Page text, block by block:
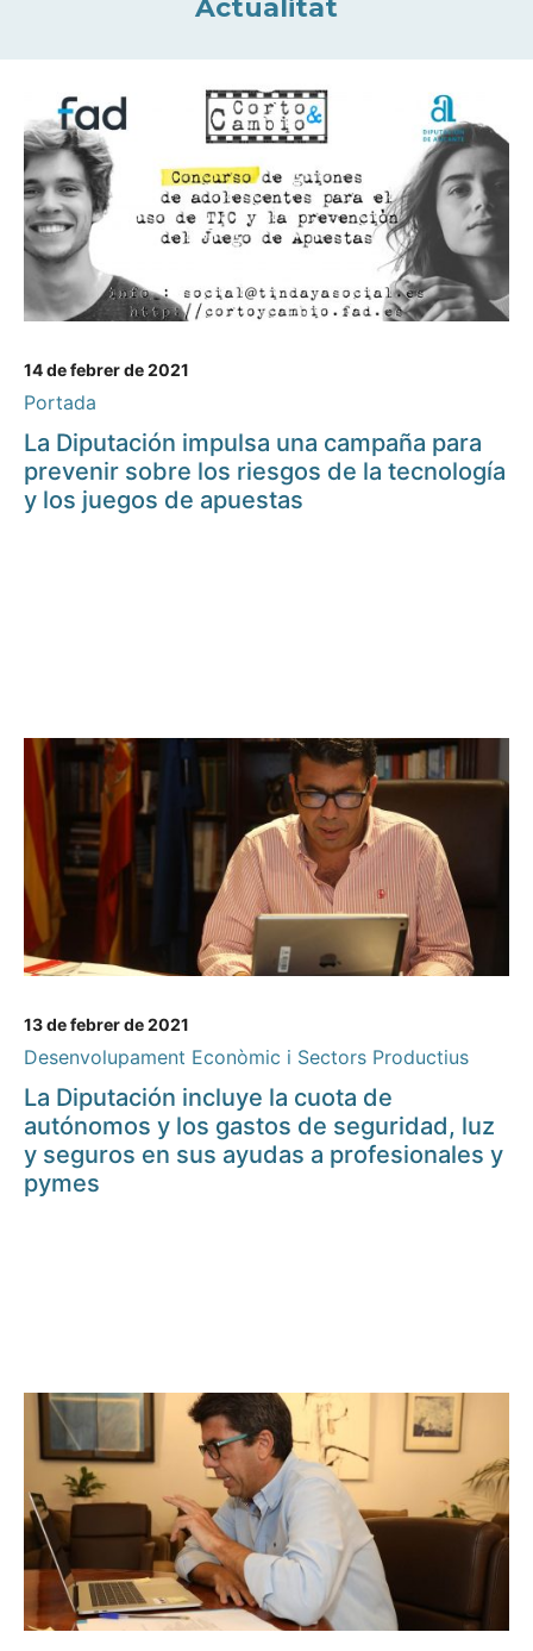
Actualitat
14 de febrer de 2021
Portada
La Diputación impulsa una campaña para
prevenir sobre los riesgos de la tecnología
y los juegos de apuestas
13 de febrer de 2021
Desenvolupament Econòmic i Sectors Productius
La Diputación incluye la cuota de
autónomos y los gastos de seguridad, luz
y seguros en sus ayudas a profesionales y
pymes